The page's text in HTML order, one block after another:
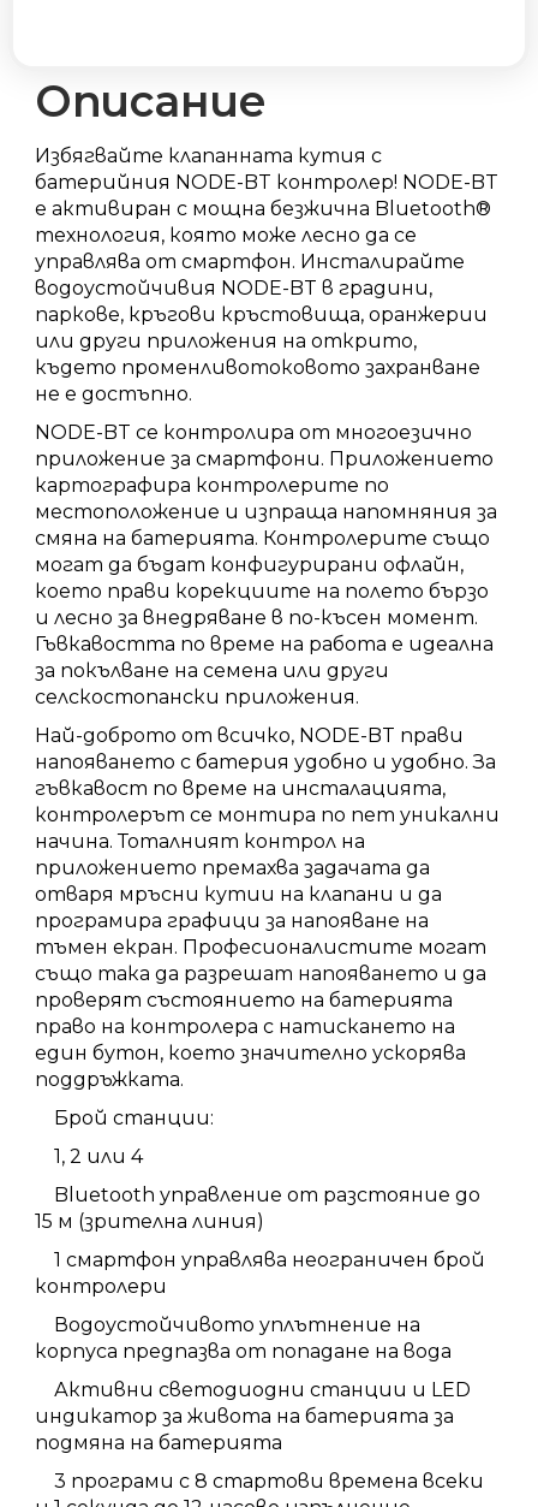
количество
Описание
Избягвайте клапанната кутия с
батерийния NODE-BT контролер! NODE-BT
е активиран с мощна безжична Bluetooth®
технология, която може лесно да се
управлява от смартфон. Инсталирайте
водоустойчивия NODE-BT в градини,
паркове, кръгови кръстовища, оранжерии
или други приложения на открито,
където променливотоковото захранване
не е достъпно.
NODE-BT се контролира от многоезично
приложение за смартфони. Приложението
картографира контролерите по
местоположение и изпраща напомняния за
смяна на батерията. Контролерите също
могат да бъдат конфигурирани офлайн,
което прави корекциите на полето бързо
и лесно за внедряване в по-късен момент.
Гъвкавостта по време на работа е идеална
за покълване на семена или други
селскостопански приложения.
Най-доброто от всичко, NODE-BT прави
напояването с батерия удобно и удобно. За
гъвкавост по време на инсталацията,
контролерът се монтира по пет уникални
начина. Тоталният контрол на
приложението премахва задачата да
отваря мръсни кутии на клапани и да
програмира графици за напояване на
тъмен екран. Професионалистите могат
също така да разрешат напояването и да
проверят състоянието на батерията
право на контролера с натискането на
един бутон, което значително ускорява
поддръжката.
Брой станции:
1, 2 или 4
Bluetooth управление от разстояние до
15 м (зрителна линия)
1 смартфон управлява неограничен брой
контролери
Водоустойчивото уплътнение на
корпуса предпазва от попадане на вода
Активни светодиодни станции и LED
индикатор за живота на батерията за
подмяна на батерията
3 програми с 8 стартови времена всеки